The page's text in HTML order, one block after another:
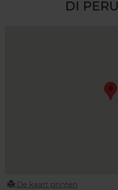
DI
De kaart printen